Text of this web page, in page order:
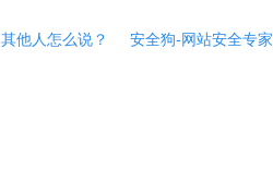
其他人怎么说？ 安全狗-网站安全专家